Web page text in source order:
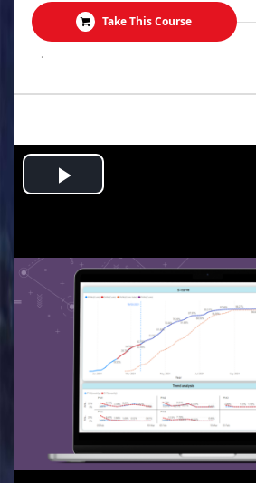
Take This Course
.
Play